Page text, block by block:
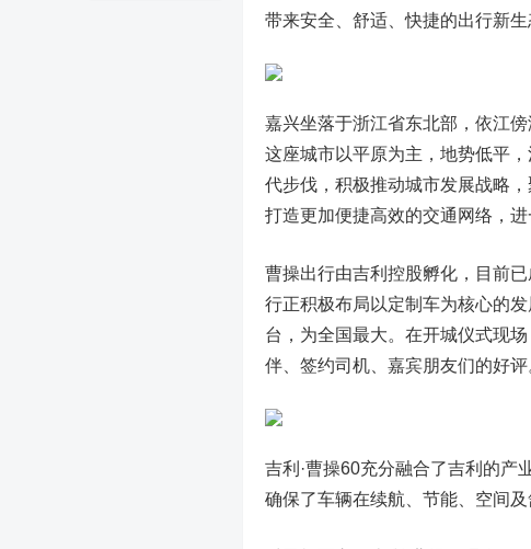
带来安全、舒适、快捷的出行新生
嘉兴坐落于浙江省东北部，依江
这座城市以平原为主，地势低平
代步伐，积极推动城市发展战略
打造更加便捷高效的交通网络，
曹操出行由吉利控股孵化，目前
行正积极布局以定制车为核心的
台，为全国最大。在开城仪式现
伴、签约司机、嘉宾朋友们的好评
吉利·曹操60充分融合了吉利的产
确保了车辆在续航、节能、空间